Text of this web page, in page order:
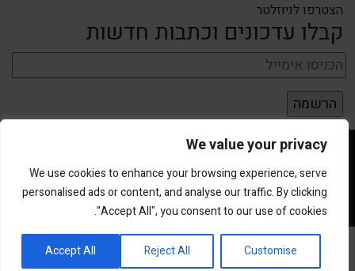
We value your privacy
We use cookies to enhance your browsing experience, serve
personalised ads or content, and analyse our traffic. By clicking
"Accept All", you consent to our use of cookies.
Customise
Reject All
Accept All
הצטרפו לניוזלטר
קבלו עדכונים וכתבות חדשות
פורטל השקעות וחדשנות